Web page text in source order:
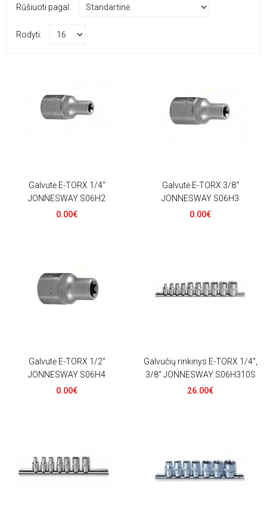
Rūšiuoti pagal:
Rodyti:
Galvutė E-TORX 1/4"
JONNESWAY S06H2
0.00€
Galvutė E-TORX 3/8"
JONNESWAY S06H3
0.00€
Galvutė E-TORX 1/2"
JONNESWAY S06H4
0.00€
Galvučių rinkinys E-TORX 1/4",
3/8" JONNESWAY S06H310S
26.00€